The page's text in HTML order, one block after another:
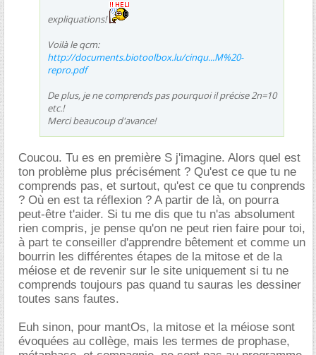
expliquations!
Voilà le qcm:
http://documents.biotoolbox.lu/cinqu...M%20-
repro.pdf
De plus, je ne comprends pas pourquoi il précise 2n=10
etc.!
Merci beaucoup d'avance!
Coucou. Tu es en première S j'imagine. Alors quel est
ton problème plus précisément ? Qu'est ce que tu ne
comprends pas, et surtout, qu'est ce que tu conprends
? Où en est ta réflexion ? A partir de là, on pourra
peut-être t'aider. Si tu me dis que tu n'as absolument
rien compris, je pense qu'on ne peut rien faire pour toi,
à part te conseiller d'apprendre bêtement et comme un
bourrin les différentes étapes de la mitose et de la
méiose et de revenir sur le site uniquement si tu ne
comprends toujours pas quand tu sauras les dessiner
toutes sans fautes.
Euh sinon, pour mantOs, la mitose et la méiose sont
évoquées au collège, mais les termes de prophase,